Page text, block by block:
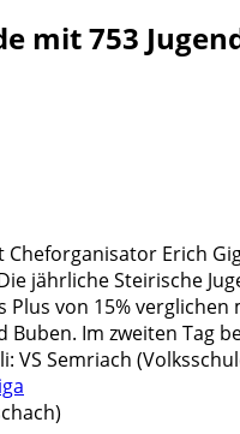
mit 753
Erich
jährliche Steirische
von 15%
Im zweiten Tag
Semriach